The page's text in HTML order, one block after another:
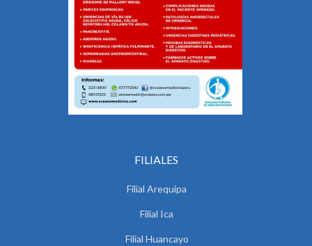
FILIALES
Filial Arequipa
Filial Ica
Filial Huancayo